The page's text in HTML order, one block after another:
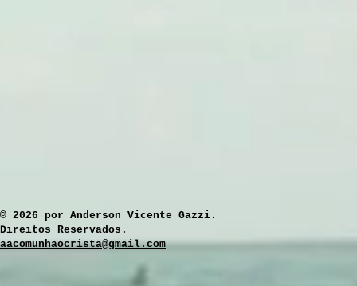
​© 2026 por Anderson Vicente Gazzi.
Direitos Reservados.
aacomunhaocrista@gmail.com